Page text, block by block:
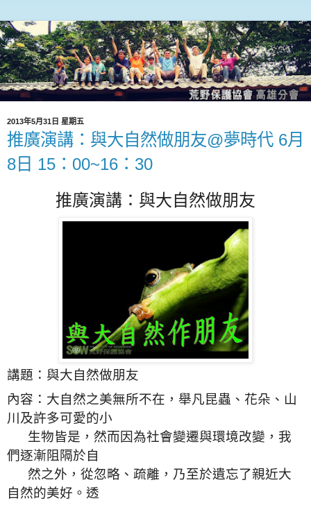
2013年5月31日 星期五
推廣演講：與大自然做朋友@夢時代 6月
8日 15：00~16：30
推廣演講： 與大自然做朋友
講題：與大自然做朋友
內容：大自然之美無所不在，舉凡昆蟲、花朵、山
川及許多可愛的小
生物皆是，然而因為社會變遷與環境改變，我
們逐漸阻隔於自
然之外，從忽略、疏離，乃至於遺忘了親近大
自然的美好。透